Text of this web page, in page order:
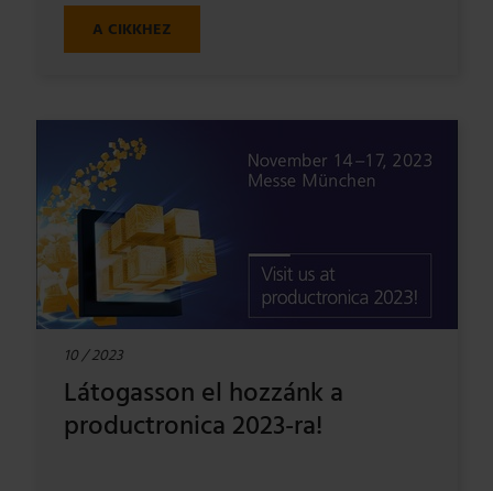
A CIKKHEZ
10 / 2023
Látogasson el hozzánk a
productronica 2023-ra!